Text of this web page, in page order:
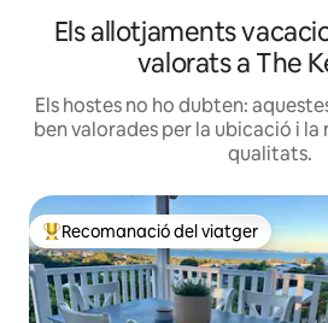
Els allotjaments
valorats a The
Els hostes no ho dubten:
ben valorades per la ubicació i
qualitats.
Principals recomanacions dels
Recomanació del viatger